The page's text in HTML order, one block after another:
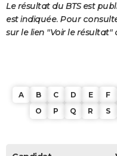
Bricolage
Lifestyle
Culture
Sport
Auto
Television
Voyage
Cinema
Le résultat du BTS est
est indiquée. Pour
sur le lien "Voir le
A B C D E F
O
P Q R S